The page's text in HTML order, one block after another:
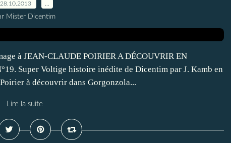
28.10.2013
Mister Dicentim
à JEAN-CLAUDE POIRIER A DÉCOUVRIR EN
Super Voltige histoire inédite de Dicentim par J. Kamb en
à découvrir dans Gorgonzola...
Lire la suite